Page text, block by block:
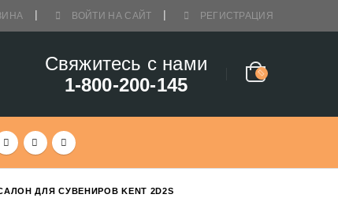
ВОЙТИ НА САЙТ РЕГИСТРАЦИЯ
Свяжитесь с нами
1-800-200-145
ДЛЯ СУВЕНИРОВ KENT 2D2S